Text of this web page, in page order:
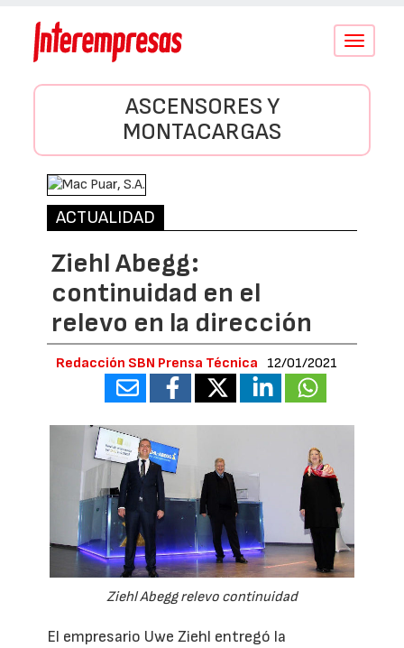
Conmutar
ASCENSORES Y
MONTACARGAS
ACTUALIDAD
Ziehl Abegg:
continuidad en el
relevo en la dirección
Redacción SBN Prensa Técnica 12/01/2021
Ziehl Abegg relevo continuidad
El empresario Uwe Ziehl entregó la